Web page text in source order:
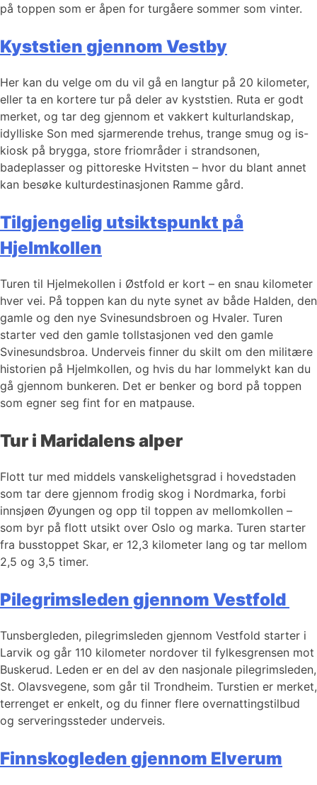
på toppen som er åpen for turgåere sommer som vinter.
Kyststien gjennom Vestby
Her kan du velge om du vil gå en langtur på 20 kilometer,
eller ta en kortere tur på deler av kyststien. Ruta er godt
merket, og tar deg gjennom et vakkert kulturlandskap,
idylliske Son med sjarmerende trehus, trange smug og is-
kiosk på brygga, store friområder i strandsonen,
badeplasser og pittoreske Hvitsten – hvor du blant annet
kan besøke kulturdestinasjonen Ramme gård.
Tilgjengelig utsiktspunkt på
Hjelmkollen
Turen til Hjelmekollen i Østfold er kort – en snau kilometer
hver vei. På toppen kan du nyte synet av både Halden, den
gamle og den nye Svinesundsbroen og Hvaler. Turen
starter ved den gamle tollstasjonen ved den gamle
Svinesundsbroa. Underveis finner du skilt om den militære
historien på Hjelmkollen, og hvis du har lommelykt kan du
gå gjennom bunkeren. Det er benker og bord på toppen
som egner seg fint for en matpause.
Tur i Maridalens alper
Flott tur med middels vanskelighetsgrad i hovedstaden
som tar dere gjennom frodig skog i Nordmarka, forbi
innsjøen Øyungen og opp til toppen av mellomkollen –
som byr på flott utsikt over Oslo og marka. Turen starter
fra busstoppet Skar, er 12,3 kilometer lang og tar mellom
2,5 og 3,5 timer.
Pilegrimsleden gjennom Vestfold
Tunsbergleden, pilegrimsleden gjennom Vestfold starter i
Larvik og går 110 kilometer nordover til fylkesgrensen mot
Buskerud. Leden er en del av den nasjonale pilegrimsleden,
St. Olavsvegene, som går til Trondheim. Turstien er merket,
terrenget er enkelt, og du finner flere overnattingstilbud
og serveringssteder underveis.
Finnskogleden gjennom Elverum